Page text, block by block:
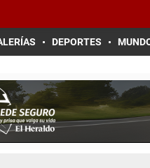
DEPORTES